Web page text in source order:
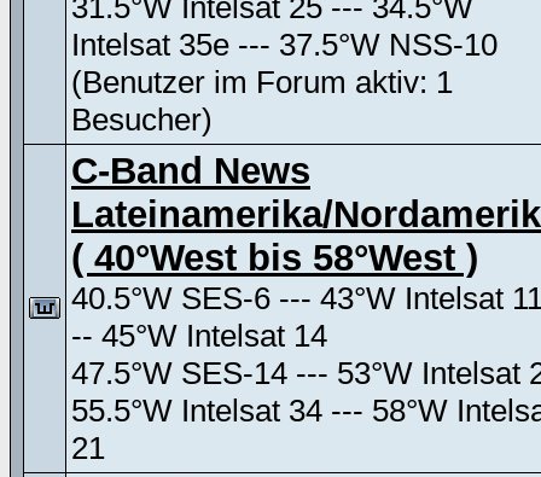
31.5°W Intelsat 25 --- 34.5°W
Intelsat 35e --- 37.5°W NSS-10
(Benutzer im Forum aktiv: 1
Besucher)
C-Band News
Lateinamerika/
( 40°West bis 58°West )
40.5°W SES-6 --- 43°W Intelsat
-- 45°W Intelsat 14
47.5°W SES-14 --- 53°W Intelsat
55.5°W Intelsat 34 --- 58°W
21